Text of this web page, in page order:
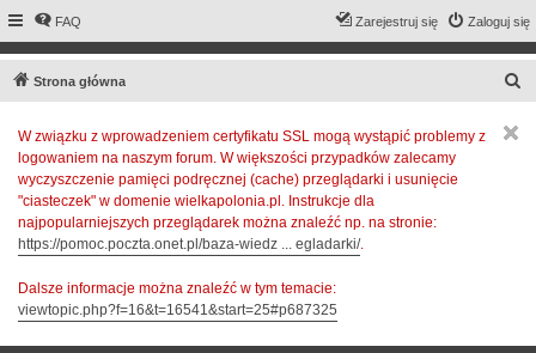
FAQ Zaloguj się
Zarejestruj się
Strona główna
W związku z wprowadzeniem certyfikatu SSL mogą wystąpić problemy z
logowaniem na naszym forum. W większości przypadków zalecamy
wyczyszczenie pamięci podręcznej (cache) przeglądarki i usunięcie
"ciasteczek" w domenie wielkapolonia.pl. Instrukcje dla
najpopularniejszych przeglądarek można znaleźć np. na stronie:
https://pomoc.poczta.onet.pl/baza-wiedz ... egladarki/.
Dalsze informacje można znaleźć w tym temacie:
viewtopic.php?f=16&t=16541&start=25#p687325